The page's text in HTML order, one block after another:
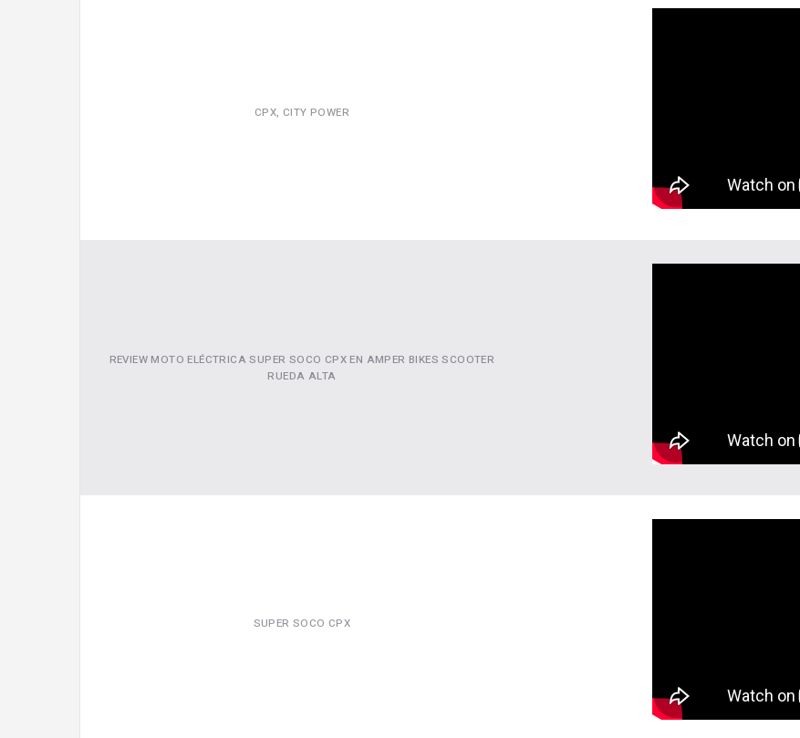
CPX, CITY POWER
REVIEW MOTO ELÉCTRICA SUPER SOCO CPX EN AMPER BIKES SCOOTER
RUEDA ALTA
SUPER SOCO CPX